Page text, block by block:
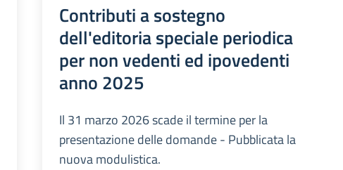
Contributi a sostegno
dell'editoria speciale periodica
per non vedenti ed ipovedenti
anno 2025
Il 31 marzo 2026 scade il termine per la
presentazione delle domande - Pubblicata la
nuova modulistica.